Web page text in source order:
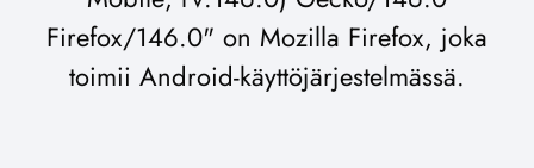
Firefox/146.0" on Mozilla Firefox, joka
toimii Android-käyttöjärjestelmässä.